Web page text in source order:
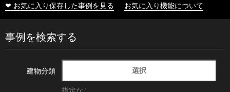
❤ お気に入り保存した事例を見る お気に入り機能について
事例を検索する
建物分類 選択
指定なし